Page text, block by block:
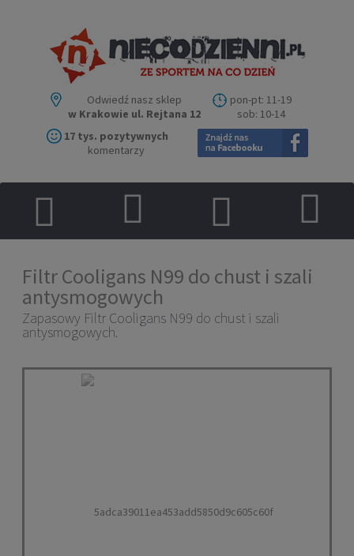
Odwiedź nasz sklep
w Krakowie ul. Rejtana 12
pon-pt: 11-19
sob: 10-14
17 tys. pozytywnych
komentarzy
Filtr Cooligans N99 do chust i szali
antysmogowych
Zapasowy Filtr Cooligans N99 do chust i szali
antysmogowych.